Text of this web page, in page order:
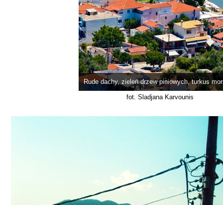
Rude dachy, zieleń drzew piniowych, turkus
fot. Sladjana Karvounis